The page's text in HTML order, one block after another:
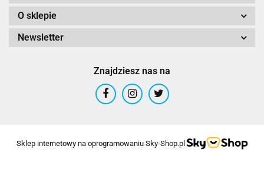
O sklepie
Newsletter
Znajdziesz nas na
Sklep internetowy na oprogramowaniu Sky-Shop.pl